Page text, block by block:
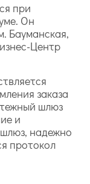
при
Он
Бауманская,
Центр
заказа
шлюз
и
надежно
протокол